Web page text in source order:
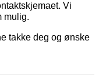
Vi
mulig.
takke deg og ønske